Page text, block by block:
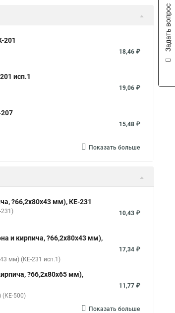
201
18,46 ₽
исп.1
19,06 ₽
15,48 ₽
Показать больше
?66,2х80х43 мм), КЕ-231
231) 10,43 ₽
и кирпича, ?66,2х80х43 мм),
мм) (КЕ-231 исп.1)
17,34 ₽
?66,2х80х65 мм),
(КЕ-500)
11,77 ₽
Показать больше
Задать вопрос